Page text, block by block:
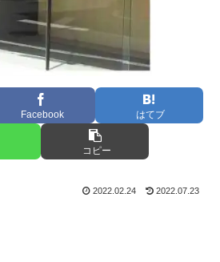
Facebook はてブ
コピー
2022.02.24 2022.07.23